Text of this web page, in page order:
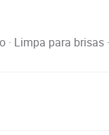
Limpa para brisas